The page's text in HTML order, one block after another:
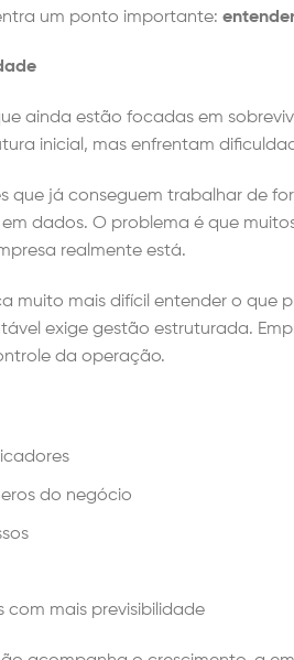
um ponto importante:
ainda estão focadas em
inicial, mas enfrentam
que já conseguem trabalhar de
dados. O problema é que
realmente está.
muito mais difícil entender o
exige gestão estruturada.
da operação.
do negócio
com mais previsibilidade